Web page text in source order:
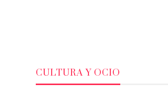
CULTURA Y OCIO